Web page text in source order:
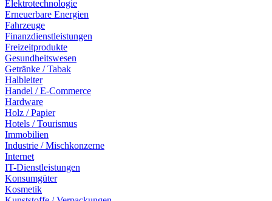
Elektrotechnologie
Erneuerbare Energien
Fahrzeuge
Finanzdienstleistungen
Freizeitprodukte
Gesundheitswesen
Getränke / Tabak
Halbleiter
Handel / E-Commerce
Hardware
Holz / Papier
Hotels / Tourismus
Immobilien
Industrie / Mischkonzerne
Internet
IT-Dienstleistungen
Konsumgüter
Kosmetik